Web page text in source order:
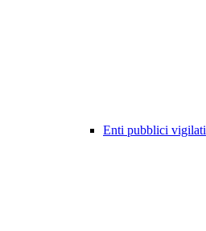
Enti pubblici vigilati